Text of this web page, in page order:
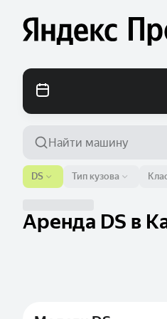
Аэропорт или адрес
Калининград
Тип кузова
DS
Аренда DS в